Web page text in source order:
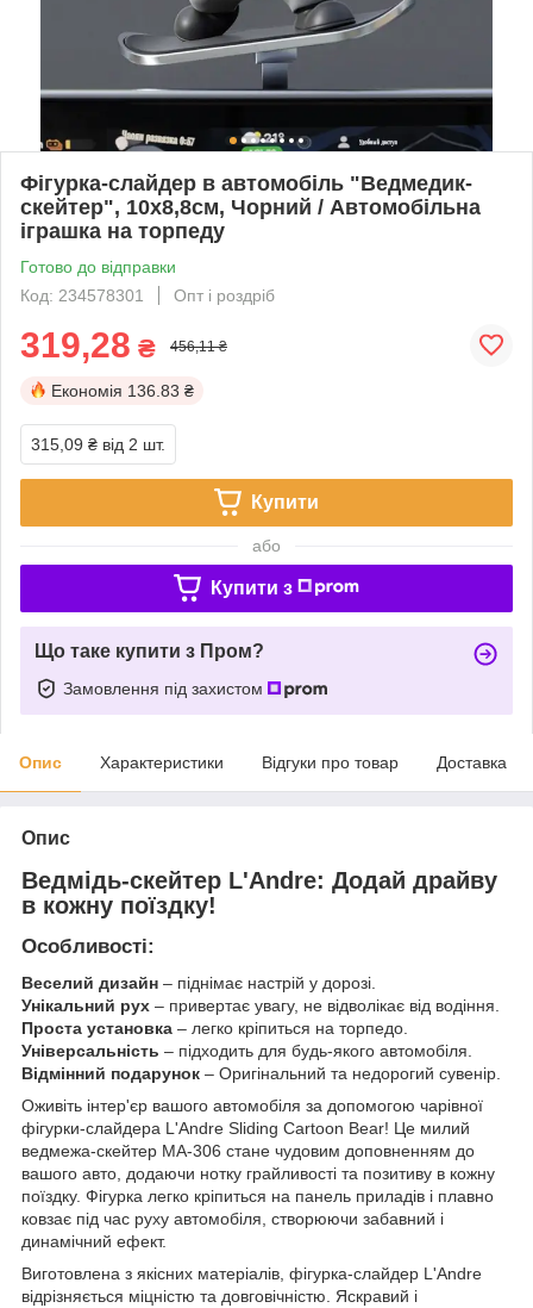
Фігурка-слайдер в автомобіль "Ведмедик-
скейтер", 10х8,8см, Чорний / Автомобільна
іграшка на торпеду
Готово до відправки
Код: 234578301
Опт і роздріб
319,28 ₴ 456,11 ₴
Економія 136.83 ₴
315,09 ₴ від 2 шт.
Купити
або
Купити з
Що таке купити з Пром?
Замовлення під захистом
Опис Характеристики Відгуки про товар Доставка
Опис
Ведмідь-скейтер L'Andre: Додай драйву
в кожну поїздку!
Особливості:
Веселий дизайн – піднімає настрій у дорозі.
Унікальний рух – привертає увагу, не відволікає від водіння.
Проста установка – легко кріпиться на торпедо.
Універсальність – підходить для будь-якого автомобіля.
Відмінний подарунок – Оригінальний та недорогий сувенір.
Оживіть інтер'єр вашого автомобіля за допомогою чарівної
фігурки-слайдера L'Andre Sliding Cartoon Bear! Це милий
ведмежа-скейтер MA-306 стане чудовим доповненням до
вашого авто, додаючи нотку грайливості та позитиву в кожну
поїздку. Фігурка легко кріпиться на панель приладів і плавно
ковзає під час руху автомобіля, створюючи забавний і
динамічний ефект.
Виготовлена ​​з якісних матеріалів, фігурка-слайдер L'Andre
відрізняється міцністю та довговічністю. Яскравий і